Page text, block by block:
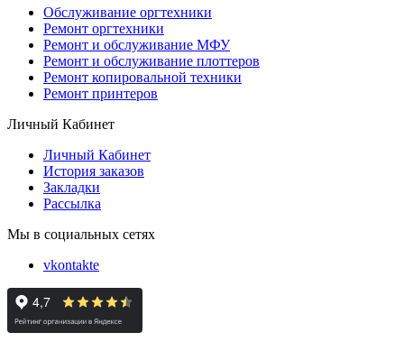
Обслуживание оргтехники
Ремонт оргтехники
Ремонт и обслуживание МФУ
Ремонт и обслуживание плоттеров
Ремонт копировальной техники
Ремонт принтеров
Личный Кабинет
Личный Кабинет
История заказов
Закладки
Рассылка
Мы в социальных сетях
vkontakte